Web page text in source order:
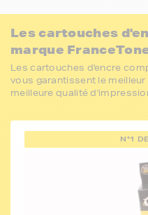
Les cartouches
marque
Les cartouches d'encre
vous garantissent le
meilleure qualité
N°1